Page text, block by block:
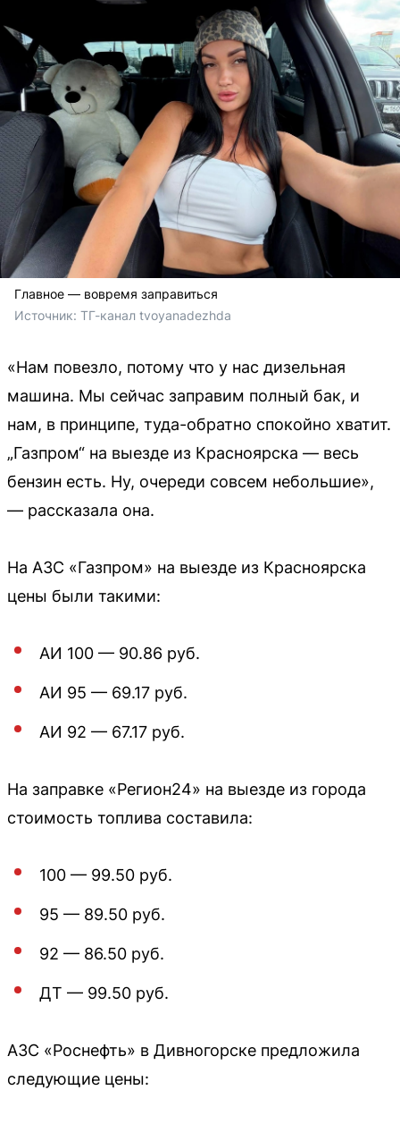
Главное — вовремя заправиться
Источник: ТГ-канал tvoyanadezhda
«Нам повезло, потому что у нас дизельная
машина. Мы сейчас заправим полный бак, и
нам, в принципе, туда-обратно спокойно хватит.
„Газпром“ на выезде из Красноярска — весь
бензин есть. Ну, очереди совсем небольшие»,
— рассказала она.
На АЗС «Газпром» на выезде из Красноярска
цены были такими:
АИ 100 — 90.86 руб.
АИ 95 — 69.17 руб.
АИ 92 — 67.17 руб.
На заправке «Регион24» на выезде из города
стоимость топлива составила:
100 — 99.50 руб.
95 — 89.50 руб.
92 — 86.50 руб.
ДТ — 99.50 руб.
АЗС «Роснефть» в Дивногорске предложила
следующие цены: